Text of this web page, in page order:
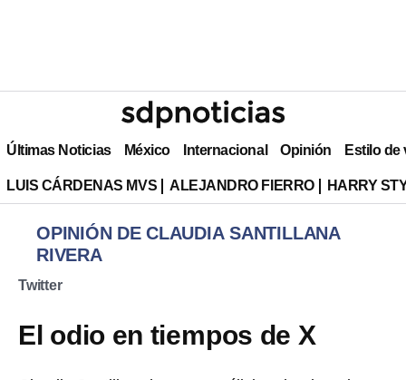
Últimas Noticias México Internacional Opinión Estilo de
LUIS CÁRDENAS MVS ALEJANDRO FIERRO HARRY
OPINIÓN DE CLAUDIA SANTILLANA
RIVERA
Twitter
El odio en tiempos de X